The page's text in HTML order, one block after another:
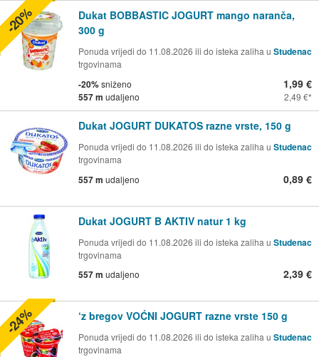
Dukat BOBBASTIC JOGURT mango naranča,
300 g
Ponuda vrijedi do 11.08.2026 ili do isteka zaliha u Studenac
trgovinama
-20%sniženo
557 m udaljeno
1,99 €
2,49 €
-20%
Dukat JOGURT DUKATOS razne vrste, 150 g
Ponuda vrijedi do 11.08.2026 ili do isteka zaliha u Studenac
trgovinama
557 m udaljeno 0,89 €
Dukat JOGURT B AKTIV natur 1 kg
Ponuda vrijedi do 11.08.2026 ili do isteka zaliha u Studenac
trgovinama
557 m udaljeno 2,39 €
‘z bregov VOĆNI JOGURT razne vrste 150 g
Ponuda vrijedi do 11.08.2026 ili do isteka zaliha u Studenac
trgovinama
-24%